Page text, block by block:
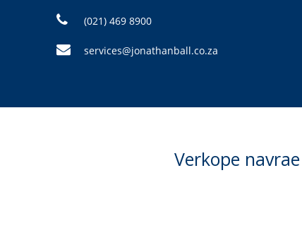
(021) 469 8900
services@jonathanball.co.za
Verkope navrae